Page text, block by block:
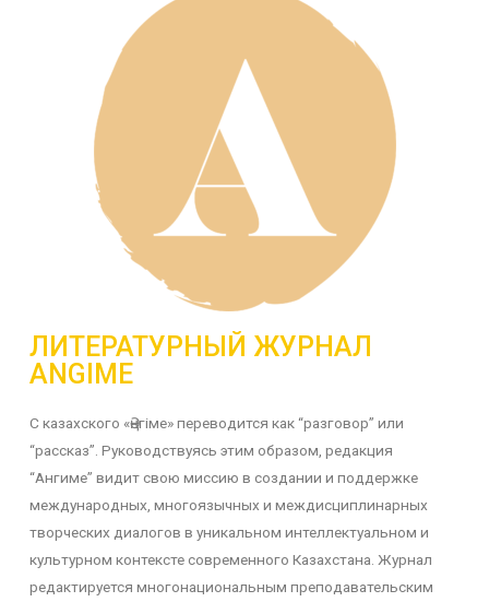
ЛИТЕРАТУРНЫЙ ЖУРНАЛ
ANGIME
С казахского «Әңгіме» переводится как “разговор” или
“рассказ”. Руководствуясь этим образом, редакция
“Ангиме” видит свою миссию в создании и поддержке
международных, многоязычных и междисциплинарных
творческих диалогов в уникальном интеллектуальном и
культурном контексте современного Казахстана. Журнал
редактируется многонациональным преподавательским